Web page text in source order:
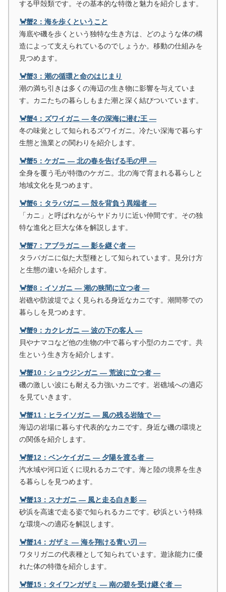
する甲殻類です。その基本的な特徴と魅力を紹介します。
🦀蟹2：海を歩くということ
海底や磯を歩くという独特な生き方は、どのような体の構
造によって支えられているのでしょうか。移動の仕組みを
見つめます。
🦀蟹3：潮の循環と命のはじまり
潮の満ち引きは多くの海辺の生き物に影響を与えていま
す。カニたちの暮らしもまた潮と深く結びついています。
🦀蟹4：ズワイガニ ― 冬の深海に潜む王 ―
冬の味覚として知られるズワイガニ。冷たい深海で暮らす
生態と漁業との関わりを紹介します。
🦀蟹5：ケガニ ― 北の春を告げる毛の甲 ―
全身を覆う毛が特徴のケガニ。北の海で育まれる暮らしと
地域文化を見つめます。
🦀蟹6：タラバガニ ― 殻を背負う異端者 ―
「カニ」と呼ばれながらヤドカリに近い仲間です。その独
特な進化と巨大な体を解説します。
🦀蟹7：アブラガニ ― 影を継ぐ者 ―
タラバガニに似た大型種として知られています。見分け方
と生態の違いを紹介します。
🦀蟹8：イソガニ ― 潮の狭間に立つ者 ―
岩礁や防波堤でよく見られる身近なカニです。潮間帯での
暮らしを見つめます。
🦀蟹9：カクレガニ ― 波の下の客人 ―
貝やナマコなど他の生物の中で暮らす小型のカニです。共
生という生き方を紹介します。
🦀蟹10：ショウジンガニ ― 荒波に立つ者 ―
磯の激しい波にも耐える力強いカニです。岩礁域への適応
を見ていきます。
🦀蟹11：ヒライソガニ ― 風の残る岩陰で ―
海辺の岩場に暮らす代表的なカニです。身近な磯の環境と
の関係を紹介します。
🦀蟹12：ベンケイガニ ― 夕陽を渡る者 ―
汽水域や河口近くに現れるカニです。海と陸の境界を生き
る暮らしを見つめます。
🦀蟹13：スナガニ ― 風と走る白き影 ―
砂浜を高速で走る姿で知られるカニです。砂浜という特殊
な環境への適応を解説します。
🦀蟹14：ガザミ ― 海を翔ける青い刃 ―
ワタリガニの代表種として知られています。遊泳能力に優
れた体の特徴を紹介します。
🦀蟹15：タイワンガザミ ― 南の碧を受け継ぐ者 ―